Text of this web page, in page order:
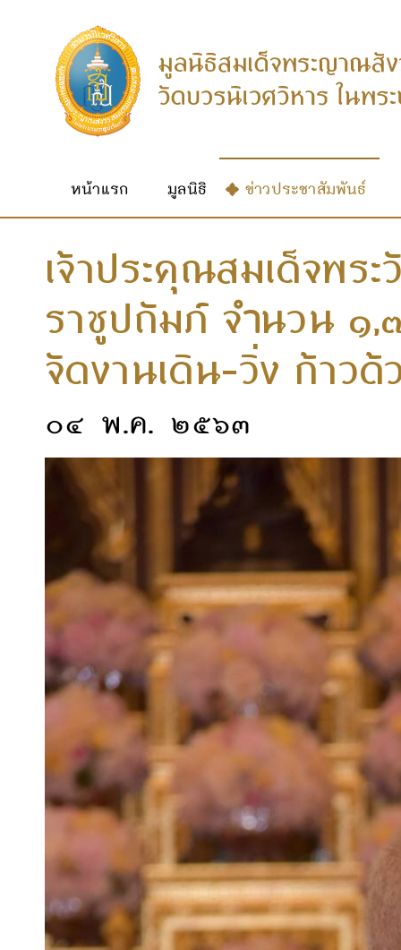
หน้าแรก มูลนิธิ ข่าวประชาสัมพันธ์
เจ้าประคุณสมเด็จพร
ราชูปถัมภ์ จำนวน ๑,
จัดงานเดิน-วิ่ง ก้าว
๐๔ พ.ค. ๒๕๖๓